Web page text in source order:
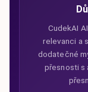
CudekAI
relevanci a
dodatečné
přesnosti s